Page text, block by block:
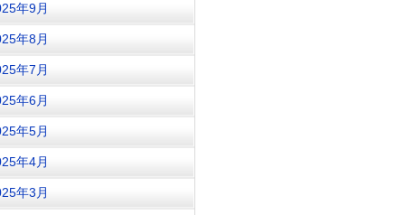
年9月
年8月
年7月
年6月
年5月
年4月
年3月